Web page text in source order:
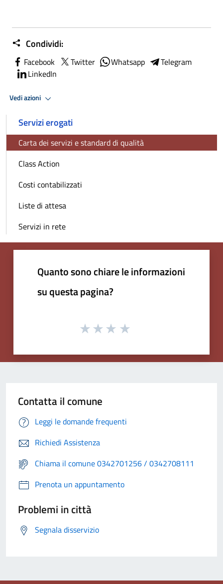
Condividi:
Facebook Twitter Whatsapp
Telegram
LinkedIn
Vedi azioni
Servizi erogati
Carta dei servizi e standard di qualità
Class Action
Costi contabilizzati
Liste di attesa
Servizi in rete
Quanto sono chiare le informazioni
su questa pagina?
Contatta il comune
Leggi le domande frequenti
Richiedi Assistenza
Chiama il comune 0342701256 / 0342708111
Prenota un appuntamento
Problemi in città
Segnala disservizio